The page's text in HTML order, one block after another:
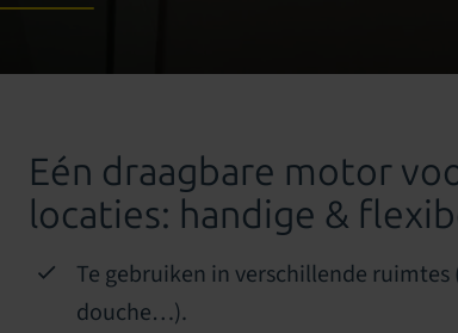
Eén draagbare motor
locaties: handige &
Te gebruiken in verschillende
douche…).